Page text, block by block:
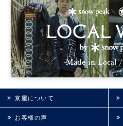
京屋について
お客様の声